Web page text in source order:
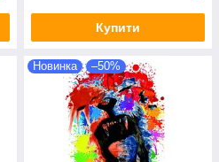
Купити
Новинка –50%